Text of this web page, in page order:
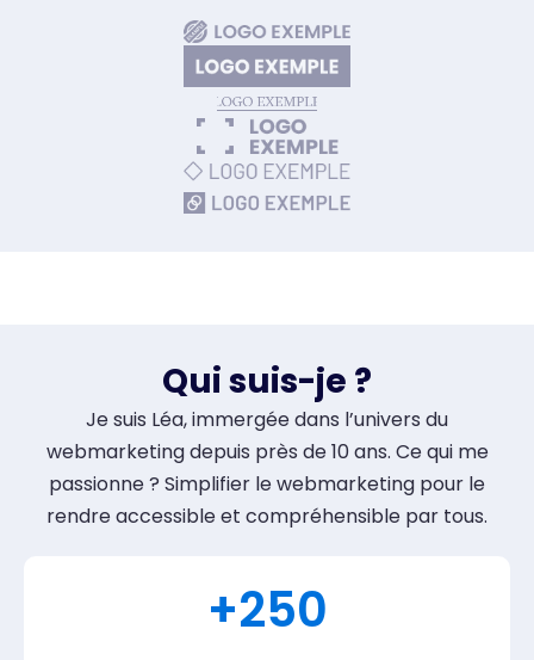
Qui suis-je ?
Je suis Léa, immergée dans l’univers du
webmarketing depuis près de 10 ans. Ce qui me
passionne ? Simplifier le webmarketing pour le
rendre accessible et compréhensible par tous.
+250